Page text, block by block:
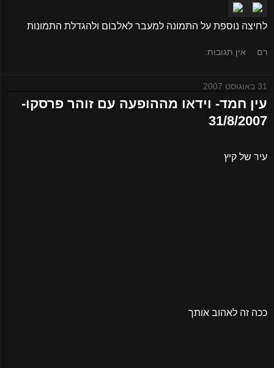
לחיצה נוספת על התמונה למעבר לאלבום ולהגדלת התמונות
רם אין תגובות:
31 באוגוסט 2007
עין חמד- וידאו מההופעה עם זוהר פרסקו-
31/8/2007
עיר של קיץ
ככה זה לאהוב אותך